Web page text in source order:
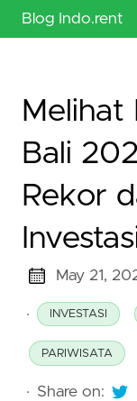
Blog Indo.rent
Bali
Rekor
May 21,
· INVESTASI
PARIWISATA
· Share on: